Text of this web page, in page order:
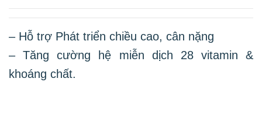
– Hỗ trợ Phát triển chiều cao, cân nặng
– Tăng cường hệ miễn dịch 28 vitamin &
khoáng chất.